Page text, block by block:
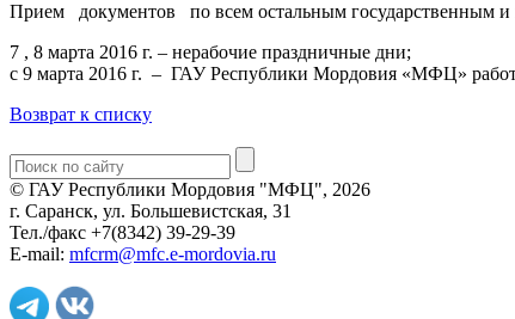
Прием документов по всем остальным государственным и
7 , 8 марта 2016 г. – нерабочие праздничные дни;
с 9 марта 2016 г. – ГАУ Республики Мордовия «МФЦ»
Возврат к списку
© ГАУ Республики Мордовия "МФЦ", 2026
г. Саранск, ул. Большевистская, 31
Тел./факс +7(8342) 39-29-39
E-mail: mfcrm@mfc.e-mordovia.ru